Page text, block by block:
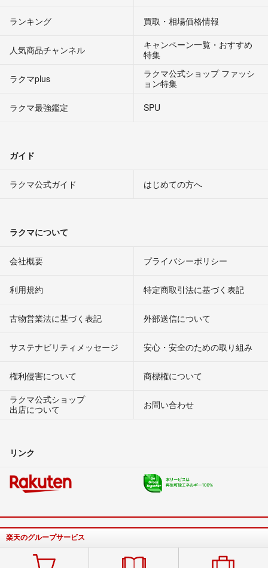
ランキング 買取・相場価格情報
人気商品チャンネル
キャンペーン一覧・おすすめ
特集
ラクマplus
ラクマ公式ショップ ファッシ
ョン特集
ラクマ最強鑑定
SPU
ガイド
ラクマ公式ガイド はじめての方へ
ラクマについて
会社概要 プライバシーポリシー
利用規約 特定商取引法に基づく表記
古物営業法に基づく表記 外部送信について
サステナビリティメッセージ 安心・安全のための取り組み
権利侵害について
商標権について
ラクマ公式ショップ
出店について
お問い合わせ
リンク
楽天のグループサービス